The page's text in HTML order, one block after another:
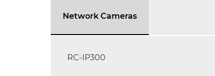
Network Cameras
RC-IP300